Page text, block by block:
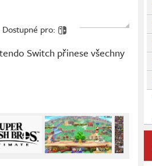
pro:
Switch přinese všechny